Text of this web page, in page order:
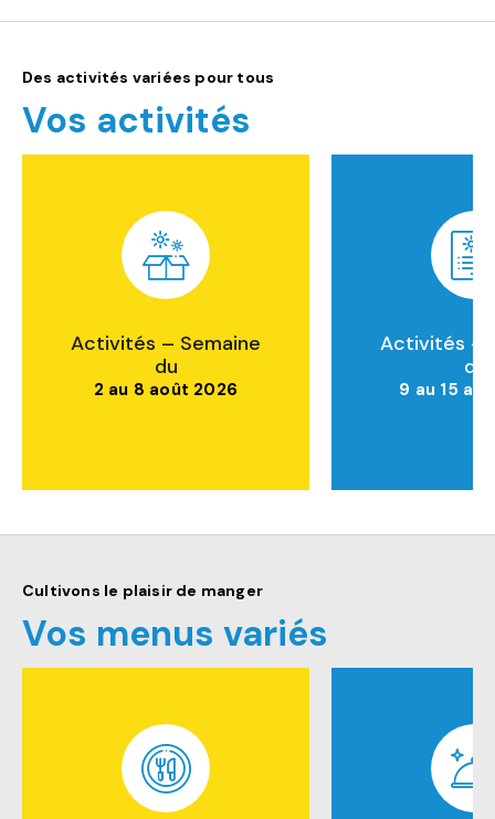
Des activités variées pour tous
Vos activités
Activités – Semaine
du
2 au 8 août 2026
Activités –
du
9 au 15
Cultivons le plaisir de manger
Vos menus variés